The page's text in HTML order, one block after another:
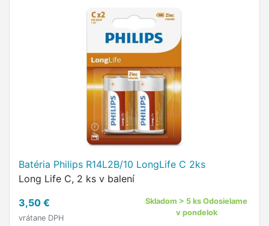
Batéria Philips R14L2B/10 LongLife C 2ks
Long Life C, 2 ks v balení
3,50 €
vrátane DPH
Skladom > 5 ks Odosielame
v pondelok